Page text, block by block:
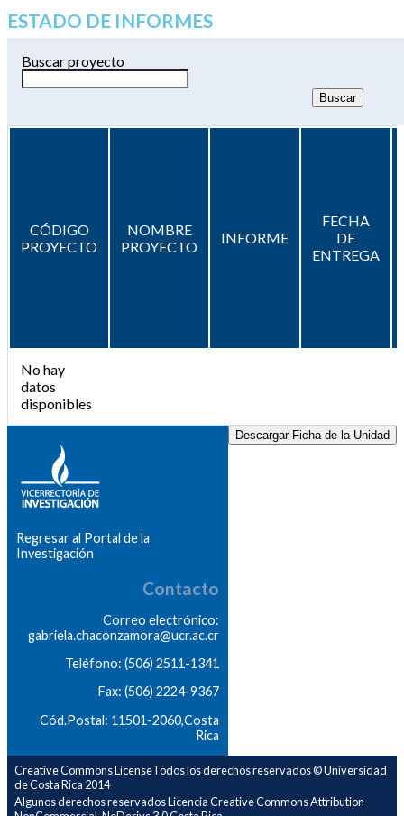
ESTADO DE INFORMES
Buscar proyecto
CÓDIGO
PROYECTO
NOMBRE
PROYECTO
INFORME
FECHA
DE
ENTREGA
No hay
datos
disponibles
Descargar Ficha de la Unidad
Regresar al Portal de la
Investigación
Contacto
Correo electrónico:
gabriela.chaconzamora@ucr.ac.cr
Teléfono: (506) 2511-1341
Fax: (506) 2224-9367
Cód.Postal: 11501-2060,Costa
Rica
Creative Commons LicenseTodos los derechos reservados © Universidad
de Costa Rica 2014
Algunos derechos reservados Licencia Creative Commons Attribution-